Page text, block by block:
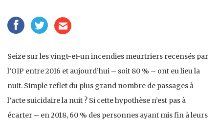
Seize sur les vingt-et-un incendies meurtriers recensés par
l’OIP entre 2016 et aujourd’hui – soit 80 % – ont eu lieu la
nuit. Simple reflet du plus grand nombre de passages à
l’acte suicidaire la nuit ? Si cette hypothèse n’est pas à
écarter – en 2018, 60 % des personnes ayant mis fin à leurs